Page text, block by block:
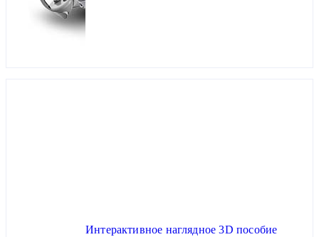
Интерактивное наглядное 3D пособие